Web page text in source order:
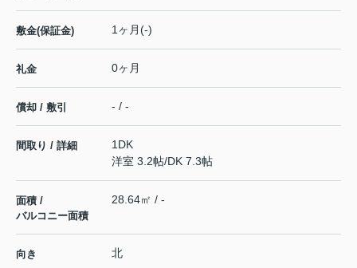
敷金(保証金) 1ヶ月(-)
礼金 0ヶ月
償却 / 敷引 - / -
間取り / 詳細
1DK
洋室 3.2帖/DK 7.3帖
面積 /
バルコニー面積
28.64㎡ / -
向き 北